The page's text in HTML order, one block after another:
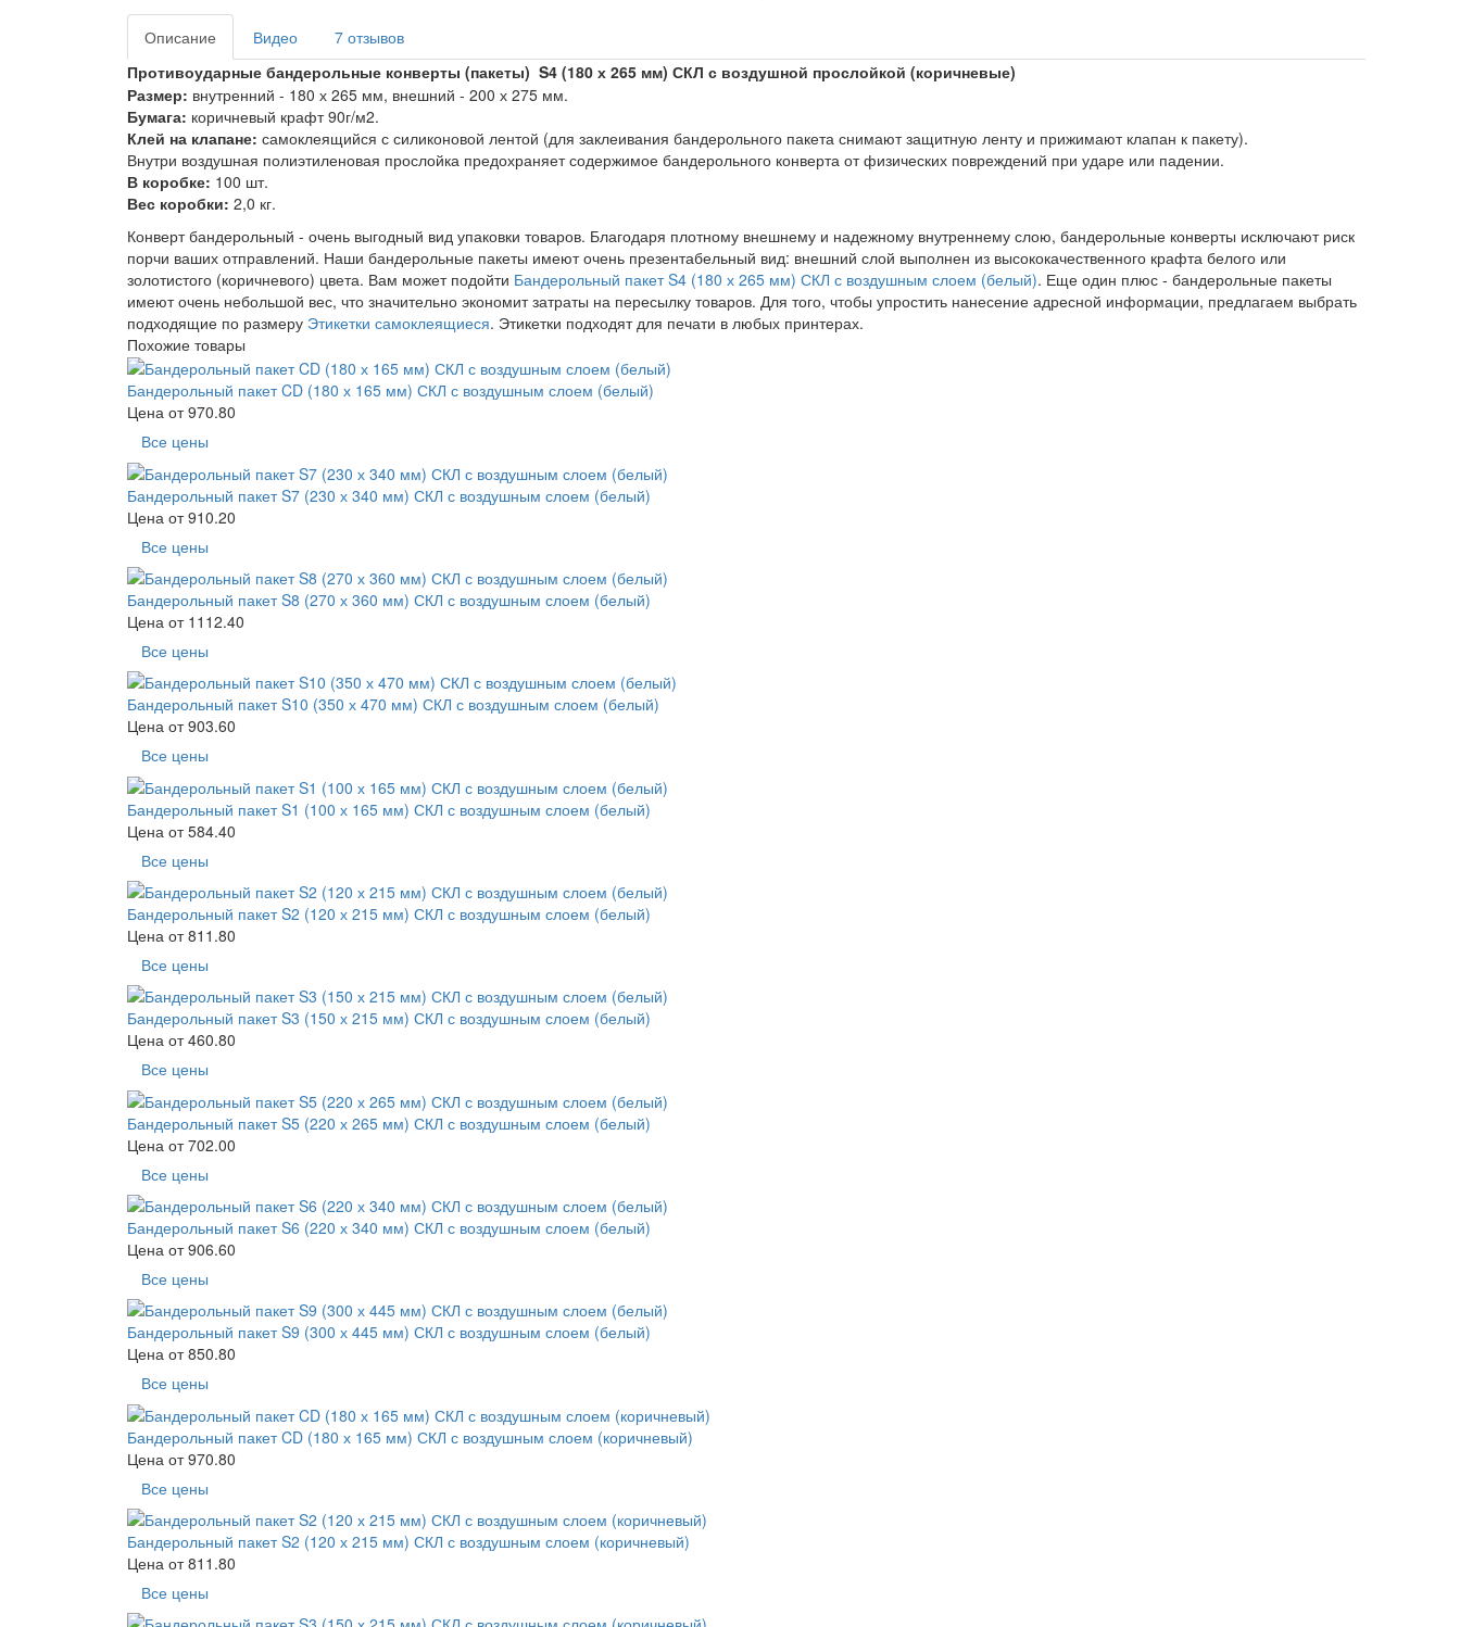
Описание Видео
7 отзывов
Противоударные бандерольные конверты (пакеты) S4 (180 х 265 мм) СКЛ с воздушной прослойкой (коричневые)
Размер: внутренний - 180 х 265 мм, внешний - 200 х 275 мм.
Бумага: коричневый крафт 90г/м2.
Клей на клапане: самоклеящийся с силиконовой лентой (для заклеивания бандерольного пакета снимают защитную ленту и прижимают клапан к пакету).
Внутри воздушная полиэтиленовая прослойка предохраняет содержимое бандерольного конверта от физических повреждений при ударе или падении.
В коробке: 100 шт.
Вес коробки: 2,0 кг.
Конверт бандерольный - очень выгодный вид упаковки товаров. Благодаря плотному внешнему и надежному внутреннему слою, бандерольные конверты исключают риск
порчи ваших отправлений. Наши бандерольные пакеты имеют очень презентабельный вид: внешний слой выполнен из высококачественного крафта белого или
золотистого (коричневого) цвета. Вам может подойти Бандерольный пакет S4 (180 х 265 мм) СКЛ с воздушным слоем (белый). Еще один плюс - бандерольные пакеты
имеют очень небольшой вес, что значительно экономит затраты на пересылку товаров. Для того, чтобы упростить нанесение адресной информации, предлагаем выбрать
подходящие по размеру Этикетки самоклеящиеся. Этикетки подходят для печати в любых принтерах.
Похожие товары
Бандерольный пакет CD (180 х 165 мм) СКЛ с воздушным слоем (белый)
Цена от970.80
Все цены
Бандерольный пакет S7 (230 х 340 мм) СКЛ с воздушным слоем (белый)
Цена от910.20
Все цены
Бандерольный пакет S8 (270 х 360 мм) СКЛ с воздушным слоем (белый)
Цена от 1112.40
Все цены
Бандерольный пакет S10 (350 х 470 мм) СКЛ с воздушным слоем (белый)
Цена от903.60
Все цены
Бандерольный пакет S1 (100 х 165 мм) СКЛ с воздушным слоем (белый)
Цена от584.40
Все цены
Бандерольный пакет S2 (120 х 215 мм) СКЛ с воздушным слоем (белый)
Цена от811.80
Все цены
Бандерольный пакет S3 (150 х 215 мм) СКЛ с воздушным слоем (белый)
Цена от460.80
Все цены
Бандерольный пакет S5 (220 х 265 мм) СКЛ с воздушным слоем (белый)
Цена от702.00
Все цены
Бандерольный пакет S6 (220 х 340 мм) СКЛ с воздушным слоем (белый)
Цена от906.60
Все цены
Бандерольный пакет S9 (300 х 445 мм) СКЛ с воздушным слоем (белый)
Цена от850.80
Все цены
Бандерольный пакет CD (180 х 165 мм) СКЛ с воздушным слоем (коричневый)
Цена от970.80
Все цены
Бандерольный пакет S2 (120 х 215 мм) СКЛ с воздушным слоем (коричневый)
Цена от811.80
Все цены